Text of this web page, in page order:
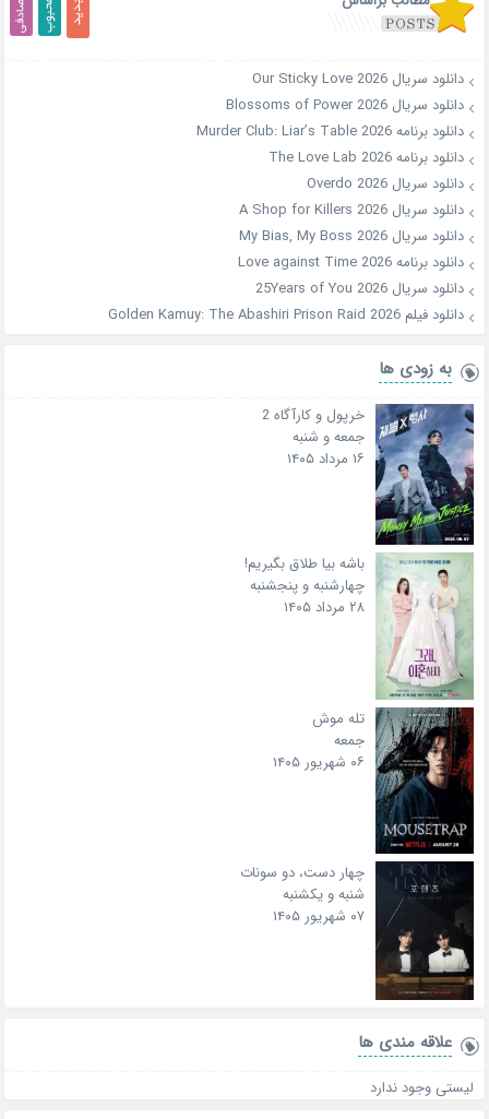
دانلود سریال Our Sticky Love 2026
دانلود سریال Blossoms of Power 2026
دانلود برنامه Murder Club: Liar’s Table 2026
دانلود برنامه The Love Lab 2026
دانلود سریال Overdo 2026
دانلود سریال A Shop for Killers 2026
دانلود سریال My Bias, My Boss 2026
دانلود برنامه Love against Time 2026
دانلود سریال 25Years of You 2026
دانلود فیلم Golden Kamuy: The Abashiri Prison Raid 2026
به زودی ها
خرپول و کارآگاه 2
جمعه و شنبه
۱۶ مرداد ۱۴۰۵
باشه بیا طلاق بگیریم!
چهارشنبه و پنجشنبه
۲۸ مرداد ۱۴۰۵
تله موش
جمعه
۰۶ شهریور ۱۴۰۵
چهار دست، دو سونات
شنبه و یکشنبه
۰۷ شهریور ۱۴۰۵
علاقه‌ مندی ها
لیستی وجود ندارد